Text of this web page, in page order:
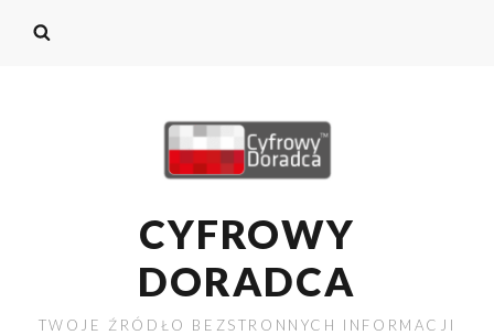
CYFROWY
DORADCA
TWOJE ŹRÓDŁO BEZSTRONNYCH INFORMACJI